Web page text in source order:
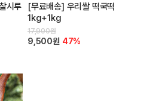
시루
[무료배송] 우리쌀 떡국떡
1kg+1kg
17,900원
9,500원 47%